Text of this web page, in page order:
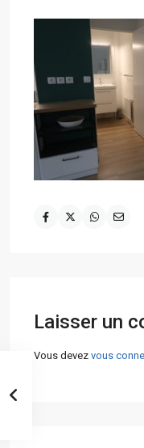
Laisser un
Vous devez vous